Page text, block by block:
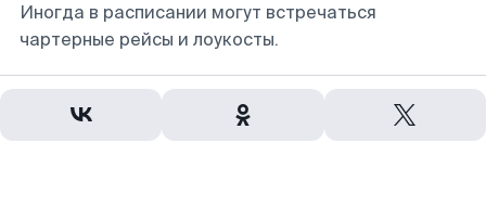
Иногда в расписании могут встречаться
чартерные рейсы и лоукосты.